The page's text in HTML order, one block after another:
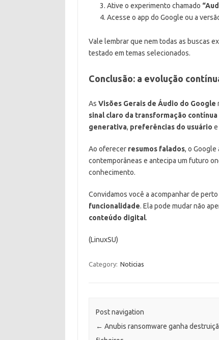
Ative o experimento chamado
Acesse o app do Google ou a
Vale lembrar que nem todas as buscas
testado em temas selecionados.
Conclusão: a evolução
As Visões Gerais de Áudio do Google
sinal claro da transformação
generativa, preferências do usuário e
Ao oferecer resumos falados, o Google
contemporâneas e antecipa um futuro
conhecimento.
Convidamos você a acompanhar de
funcionalidade. Ela pode mudar não
conteúdo digital.
(LinuxSU)
Category: Noticias
Post navigation
← Anubis ransomware ganha